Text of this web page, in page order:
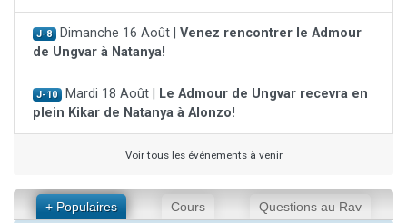
J-8 Dimanche 16 Août | Venez rencontrer le Admour
de Ungvar à Natanya!
J-10 Mardi 18 Août |
Le Admour de Ungvar recevra en
plein Kikar de Natanya à Alonzo!
Voir tous les événements à venir
+ Populaires Cours Questions au Rav